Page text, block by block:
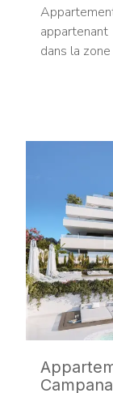
dans la